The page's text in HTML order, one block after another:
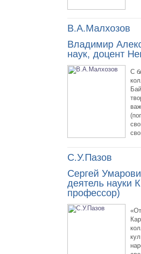
В.А.Малхозов
Владимир
наук, доцент
С
С.У.Пазов
Сергей
деятель науки
профессор)